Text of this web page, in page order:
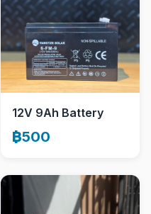
12V 9Ah Battery
฿500